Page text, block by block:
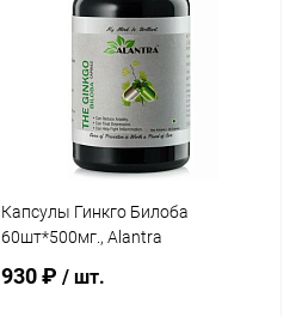
Купить в 1 клик Сравнение
В избранное В наличии
Элемент каталога:
Сок аюрведический
&quot;Алоэ Вера&quot;
500мл., Alantra
Капсулы Гинкго Билоба
60шт*500мг., Alantra
930 ₽ / шт.